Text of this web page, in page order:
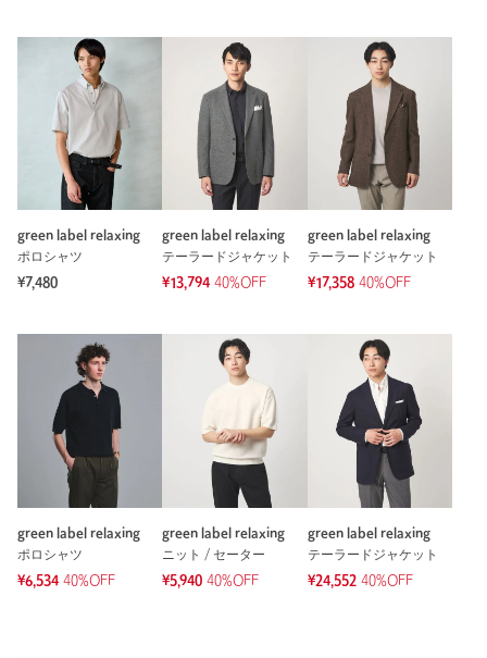
1人が参考になったと回答
参考になった
能を保証するものではありません。
green label relaxing
ポロシャツ
¥7,480
green label relaxing
テーラードジャケット
¥13,794 40%OFF
green label relaxing
テーラードジャケット
¥17,358 40%OFF
green label relaxing
ポロシャツ
¥6,534 40%OFF
green label relaxing
ニット / セーター
¥5,940 40%OFF
green label relaxing
テーラードジャケット
¥24,552 40%OFF